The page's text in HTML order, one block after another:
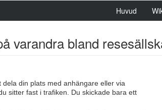
Huvud
varandra bland
dela din plats med anhängare eller via
sitter fast i trafiken. Du skickade bara ett